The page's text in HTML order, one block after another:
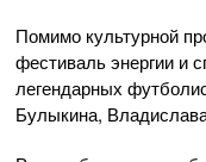
Помимо культурной
фестиваль энергии и
легендарных
Булыкина,